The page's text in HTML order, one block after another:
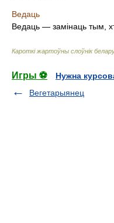
Ведаць
Ведаць — замінаць тым,
Кароткі жартоўны слоўнік
Игры ⚽
Нужна
Вегетарыянец